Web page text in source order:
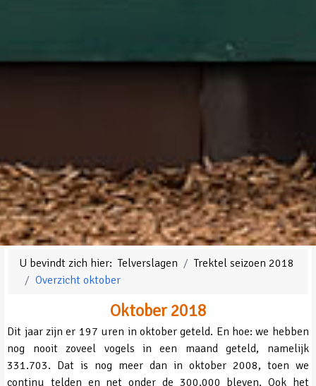
U bevindt zich hier:Telverslagen
Trektel seizoen 2018
Overzicht oktober
Oktober 2018
Dit jaar zijn er 197 uren in oktober geteld. En hoe: we hebben
nog nooit zoveel vogels in een maand geteld, namelijk
331.703. Dat is nog meer dan in oktober 2008, toen we
continu telden en net onder de 300.000 bleven. Ook het